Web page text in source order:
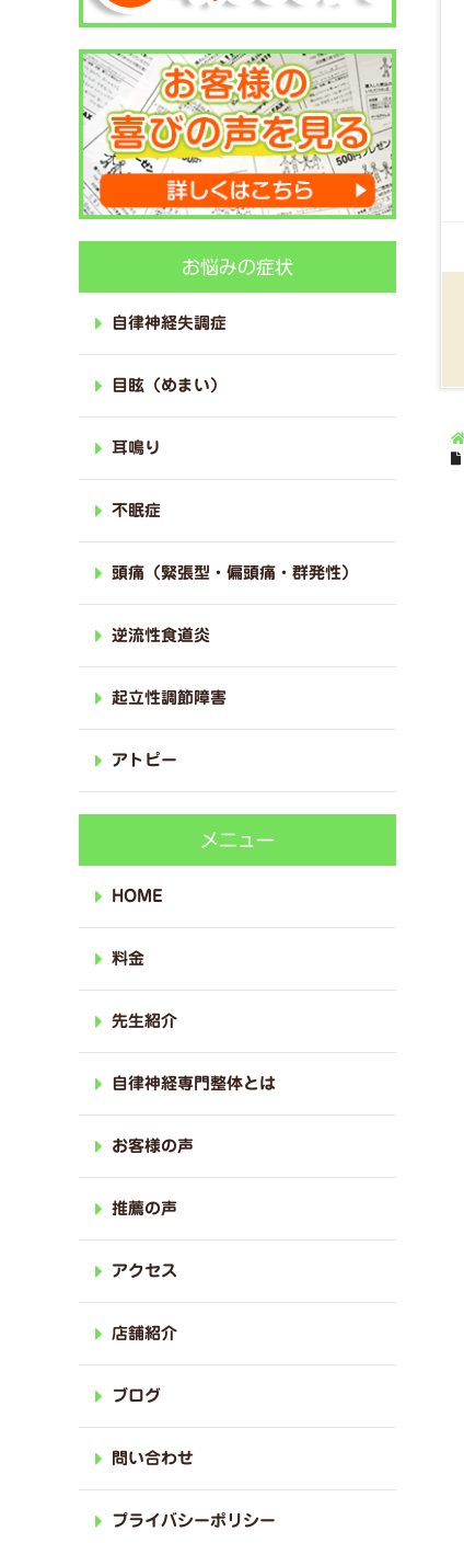
お悩みの症状
自律神経失調症
目眩（めまい）
耳鳴り
不眠症
頭痛（緊張型・偏頭痛・群発性）
逆流性食道炎
起立性調節障害
アトピー
メニュー
HOME
料金
先生紹介
自律神経専門整体とは
お客様の声
推薦の声
アクセス
店舗紹介
ブログ
問い合わせ
プライバシーポリシー